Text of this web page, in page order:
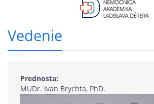
Vedenie
Prednosta:
MUDr. Ivan Brychta, PhD.